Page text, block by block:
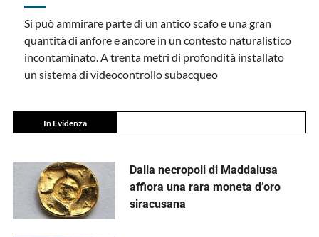
Si può ammirare parte di un antico scafo e una gran
quantità di anfore e ancore in un contesto naturalistico
incontaminato. A trenta metri di profondità installato
un sistema di videocontrollo subacqueo
In Evidenza
Dalla necropoli di Maddalusa
affiora una rara moneta d’oro
siracusana